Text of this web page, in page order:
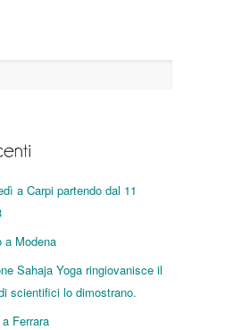
a Carpi partendo dal 11
a Modena
Sahaja Yoga ringiovanisce il
scientifici lo dimostrano.
Ferrara